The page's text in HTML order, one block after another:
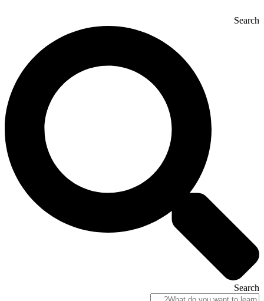
Search
Search